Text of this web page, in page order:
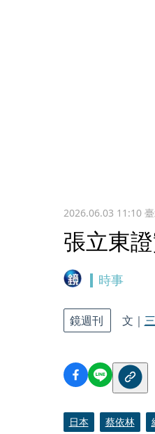
2026.06.03 11:10臺
張立東
時事
鏡週刊 文｜
日本 蔡依林